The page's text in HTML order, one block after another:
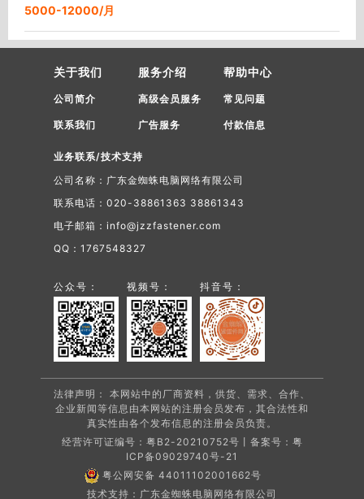
5000-12000/月
关于我们
公司简介
联系我们
服务介绍
高级会员服务
广告服务
帮助中心
常见问题
付款信息
业务联系/技术支持
公司名称：广东金蜘蛛电脑网络有限公司
联系电话：020-38861363 38861343
电子邮箱：info@jzzfastener.com
QQ：1767548327
公众号： 视频号： 抖音号：
法律声明： 本网站中的厂商资料，供货、需求、合作、
企业新闻等信息由本网站的注册会员发布，其合法性和
真实性由各个发布信息的注册会员负责。
经营许可证编号：粤B2-20210752号丨备案号： 粤
ICP备09029740号-21
粤公网安备 44011102001662号
技术支持：广东金蜘蛛电脑网络有限公司